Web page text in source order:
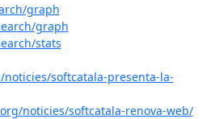
graph
graph
stats
softcatala-presenta-la-
noticies/softcatala-renova-web/